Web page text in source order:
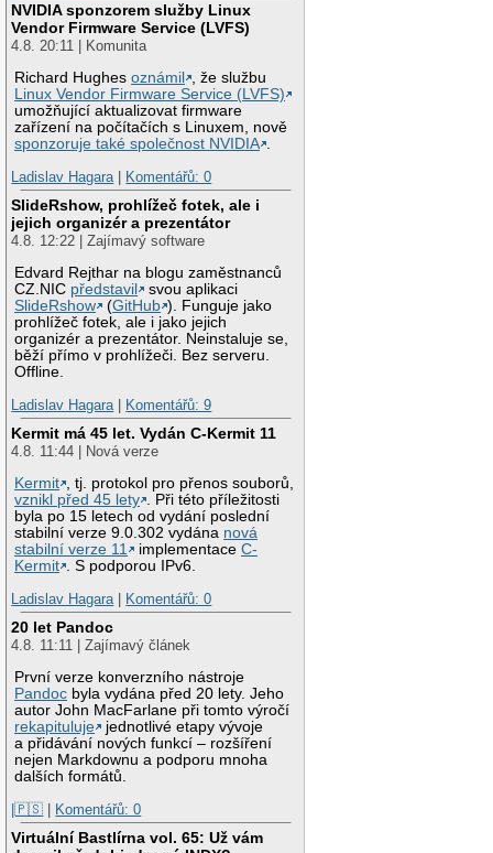
NVIDIA sponzorem služby Linux
Vendor Firmware Service (LVFS)
4.8. 20:11 | Komunita
Richard Hughesoznámil
, že službu
Linux Vendor Firmware Service (LVFS)
umožňující aktualizovat firmware
zařízení na počítačích s Linuxem, nově
sponzoruje také společnost NVIDIA .
Ladislav Hagara | Komentářů: 0
SlideRshow, prohlížeč fotek, ale i
jejich organizér a prezentátor
4.8. 12:22 | Zajímavý software
Edvard Rejthar na blogu zaměstnanců
CZ.NIC představil
svou aplikaci
SlideRshow
(GitHub ). Funguje jako
prohlížeč fotek, ale i jako jejich
organizér a prezentátor. Neinstaluje se,
běží přímo v prohlížeči. Bez serveru.
Offline.
Ladislav Hagara | Komentářů: 9
Kermit má 45 let. Vydán C-Kermit 11
4.8. 11:44 | Nová verze
Kermit , tj. protokol pro přenos souborů,
vznikl před 45 lety . Při této příležitosti
byla po 15 letech od vydání poslední
stabilní verze 9.0.302 vydána nová
stabilní verze 11
implementaceC-
Kermit . S podporou IPv6.
Ladislav Hagara | Komentářů: 0
20 let Pandoc
4.8. 11:11 | Zajímavý článek
První verze konverzního nástroje
Pandoc byla vydána před 20 lety. Jeho
autor John MacFarlane při tomto výročí
rekapituluje
jednotlivé etapy vývoje
a přidávání nových funkcí – rozšíření
nejen Markdownu a podporu mnoha
dalších formátů.
|🇵🇸 | Komentářů: 0
Virtuální Bastlírna vol. 65: Už vám